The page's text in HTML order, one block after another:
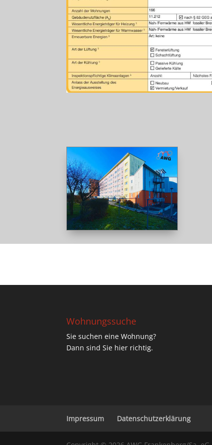
Wohnungssuche
Sie suchen eine Wohnung?
Dann sind Sie hier richtig.
Impressum Datenschutzerklärung